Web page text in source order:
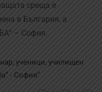
среща е
в България, а
– София.
, ученици, училищен
- София“